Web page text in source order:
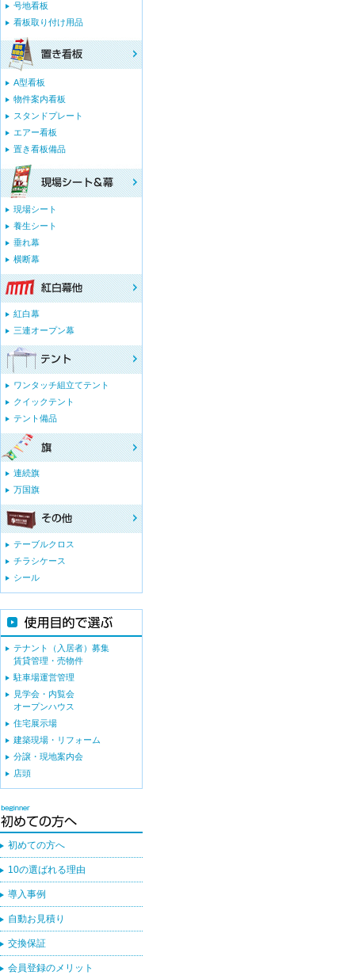
号地看板
看板取り付け用品
A型看板
物件案内看板
スタンドプレート
エアー看板
置き看板備品
現場シート
養生シート
垂れ幕
横断幕
紅白幕
三連オープン幕
ワンタッチ組立てテント
クイックテント
テント備品
連続旗
万国旗
テーブルクロス
チラシケース
シール
テナント（入居者）募集
賃貸管理・売物件
駐車場運営管理
見学会・内覧会
オープンハウス
住宅展示場
建築現場・リフォーム
分譲・現地案内会
店頭
初めての方へ
10の選ばれる理由
導入事例
自動お見積り
交換保証
会員登録のメリット